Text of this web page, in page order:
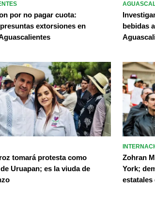
por no pagar cuota:
extorsiones en
bebidas
tomará protesta como
Uruapan; es la viuda de
Zohran
York;
estatales